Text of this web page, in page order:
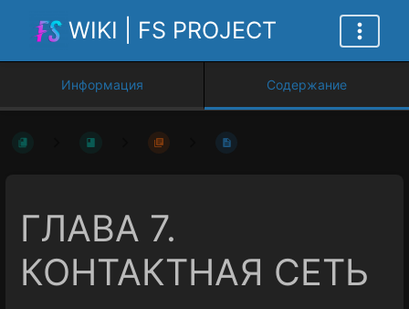
WIKI | FS PROJECT
Информация Содержание
ГЛАВА 7.
КОНТАКТНАЯ СЕТЬ